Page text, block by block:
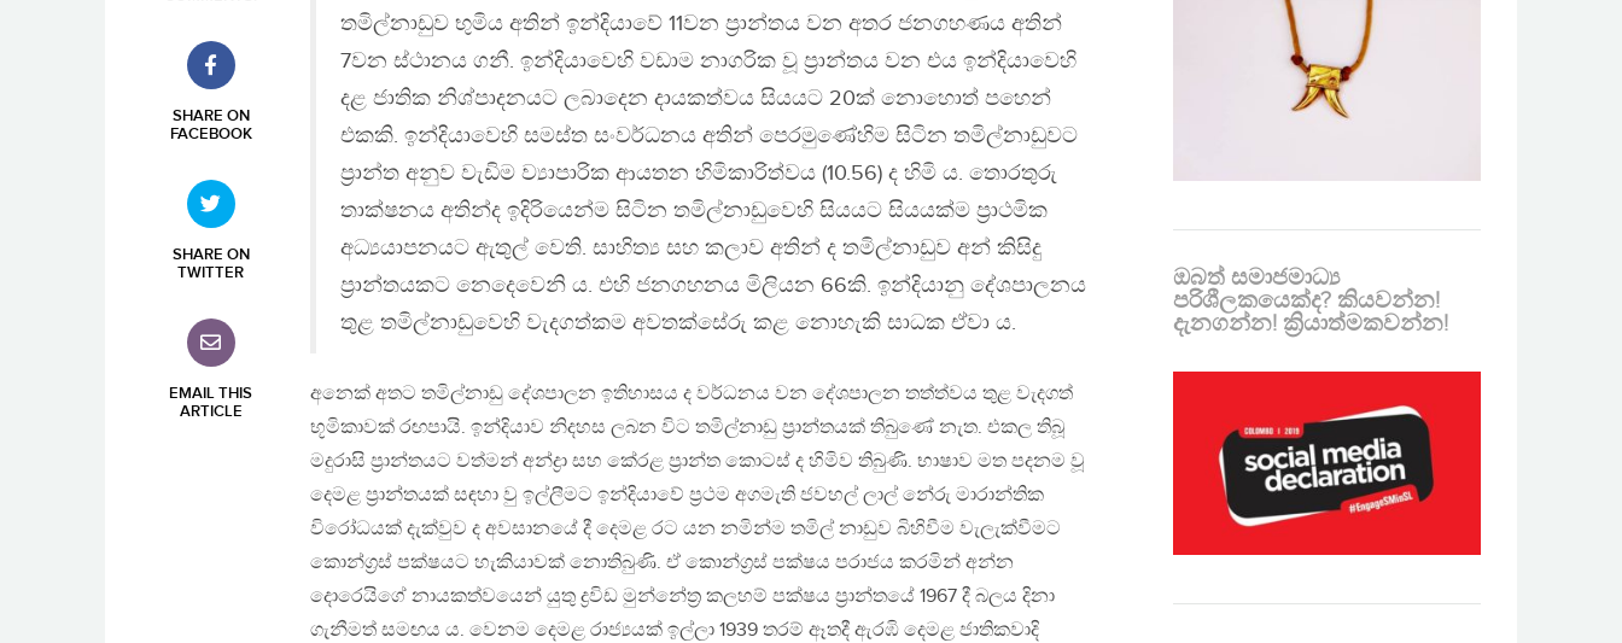
SHARE ON
FACEBOOK
SHARE ON
TWITTER
EMAIL THIS
ARTICLE
තමිල්නාඩුව භුමිය අතින් ඉන්දියාවේ 11වන ප්‍රාන්තය වන අතර ජනගහණය අතින්
7වන ස්ථානය ගනී. ඉන්දියාවෙහි වඩාම නාගරික වූ ප්‍රාන්තය වන එය ඉන්දියාවෙහි
දළ ජාතික නිශ්පාදනයට ලබාදෙන දායකත්වය සියයට 20ක් නොහොත් පහෙන්
එකකි. ඉන්දියාවෙහි සමස්ත සංවර්ධනය අතින් පෙරමුණේහිම සිටින තමිල්නාඩුවට
ප්‍රාන්ත අනුව වැඩිම ව්‍යාපාරික ආයතන හිමිකාරිත්වය (10.56) ද හිමි ය. තොරතුරු
තාක්ෂනය අතින්ද ඉදිරියෙන්ම සිටින තමිල්නාඩුවෙහි සියයට සියයක්ම ප්‍රාථමික
අධ්‍යයාපනයට ඇතුල් වෙති. සාහිත්‍ය සහ කලාව අතින් ද තමිල්නාඩුව අන් කිසිදු
ප්‍රාන්තයකට නෙදෙවෙනි ය. එහි ජනගහනය මිලියන 66කි. ඉන්දියානු දේශපාලනය
තුළ තමිල්නාඩුවෙහි වැදගත්කම අවතක්සේරු කළ නොහැකි සාධක ඒවා ය.
අනෙක් අතට තමිල්නාඩු දේශපාලන ඉතිහාසය ද වර්ධනය වන දේශපාලන තත්ත්වය තුළ වැදගත්
භූමිකාවක් රඟපායි. ඉන්දියාව නිදහස ලබන විට තමිල්නාඩු ප්‍රාන්තයක් තිබුණේ නැත. එකල තිබූ
මදුරාසි ප්‍රාන්තයට වත්මන් අන්ද්‍රා සහ කේරළ ප්‍රාන්ත කොටස් ද හිමිව තිබුණි. භාෂාව මත පදනම වූ
දෙමළ ප්‍රාන්තයක් සඳහා වු ඉල්ලීමට ඉන්දියාවේ ප්‍රථම අගමැති ජවහල් ලාල් නේරු මාරාන්තික
විරෝධයක් දැක්වුව ද අවසානයේ දී දෙමළ රට යන නමින්ම තමිල් නාඩුව බිහිවීම වැලැක්වීමට
කොන්ග්‍රස් පක්ෂයට හැකියාවක් නොතිබුණි. ඒ කොන්ග්‍රස් පක්ෂය පරාජය කරමින් අන්න
දොරෙයිගේ නායකත්වයෙන් යුතු ද්‍රවිඩ මුන්නේත්‍ර කලහම් පක්ෂය ප්‍රාන්තයේ 1967 දී බලය දිනා
ගැනීමත් සමඟය ය. වෙනම දෙමළ රාජ්‍යයක් ඉල්ලා 1939 තරම් ඈතදී ඇරඹි දෙමළ ජාතිකවාදි
ඔබත් සමාජමාධ්‍ය
පරිශීලකයෙක්ද? කියවන්න!
දැනගන්න! ක්‍රියාත්මකවන්න!